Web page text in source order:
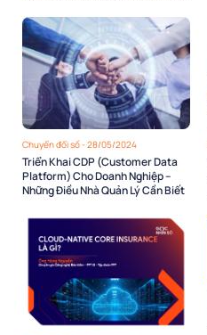
Chuyển đổi số - 28/05/2024
Triển Khai CDP (Customer Data
Platform) Cho Doanh Nghiệp –
Những Điều Nhà Quản Lý Cần Biết